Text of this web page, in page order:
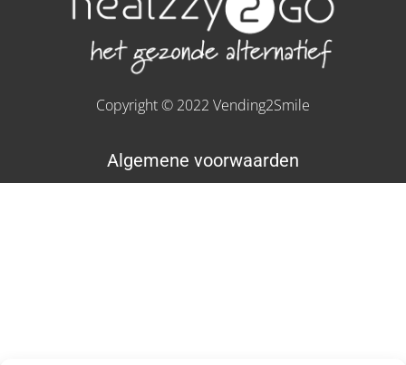
Copyright © 2022 Vending2Smile
Algemene voorwaarden